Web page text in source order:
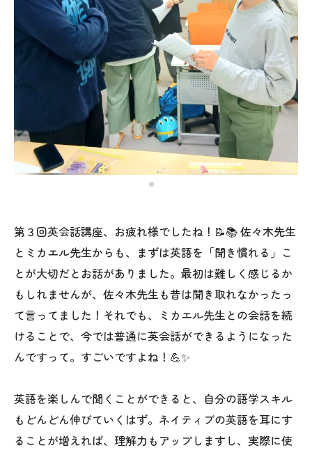
第３回英会話講座、お疲れ様でしたね！📝📚 佐々木先生
とミカエル先生からも、まずは英語を「聞き慣れる」こ
とが大切だとお話がありました。最初は難しく感じるか
もしれませんが、佐々木先生も昔は聞き取れなかったっ
て言ってました！それでも、ミカエル先生との会話を続
けることで、今では普通に英会話ができるようになった
んですって。すごいですよね！💪✨
英語を楽しんで聞くことができると、自分の語学スキル
もどんどん伸びていくはず。ネイティブの英語を耳にす
ることが増えれば、理解力もアップしますし、実際に使